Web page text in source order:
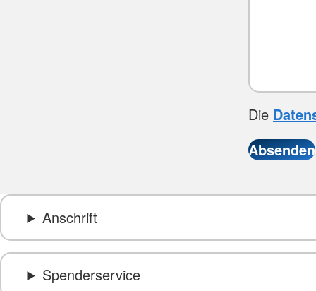
Die
Anschrift
Spenderservice